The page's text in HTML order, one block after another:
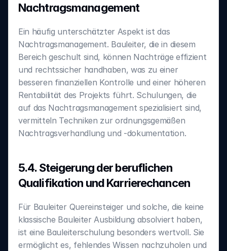
Nachtragsmanagement
‍Ein häufig unterschätzter Aspekt ist das
Nachtragsmanagement. Bauleiter, die in diesem
Bereich geschult sind, können Nachträge effizient
und rechtssicher handhaben, was zu einer
besseren finanziellen Kontrolle und einer höheren
Rentabilität des Projekts führt. Schulungen, die
auf das Nachtragsmanagement spezialisiert sind,
vermitteln Techniken zur ordnungsgemäßen
Nachtragsverhandlung und -dokumentation.
‍5.4. Steigerung der beruflichen
Qualifikation und Karrierechancen
‍Für Bauleiter Quereinsteiger und solche, die keine
klassische Bauleiter Ausbildung absolviert haben,
ist eine Bauleiterschulung besonders wertvoll. Sie
ermöglicht es, fehlendes Wissen nachzuholen und